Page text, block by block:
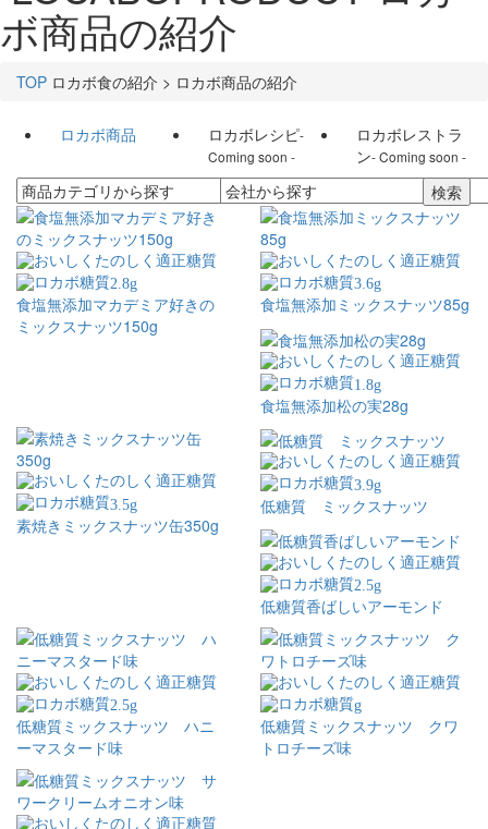
ボ商品の紹介
TOP ロカボ食の紹介 > ロカボ商品の紹介
ロカボ商品 ロカボレシピ-
Coming soon -
ロカボレストラ
ン- Coming soon -
2.8g
食塩無添加マカデミア好きの
ミックスナッツ150g
3.6g
食塩無添加ミックスナッツ85g
1.8g
食塩無添加松の実28g
3.5g
素焼きミックスナッツ缶350g
3.9g
低糖質 ミックスナッツ
2.5g
低糖質香ばしいアーモンド
2.5g
低糖質ミックスナッツ ハニ
ーマスタード味
g
低糖質ミックスナッツ クワ
トロチーズ味